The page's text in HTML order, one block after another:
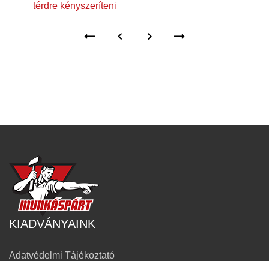
térdre kényszeríteni
KIADVÁNYAINK
Adatvédelmi Tájékoztató